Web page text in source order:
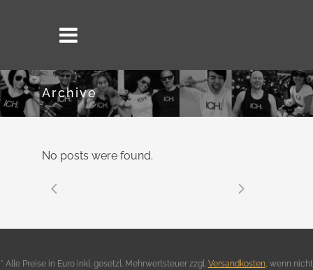
Archive
No posts were found.
* Alle Preise in Euro inkl. gesetzl. Mehrwertsteuer zzgl. Versandkosten, wenn nicht